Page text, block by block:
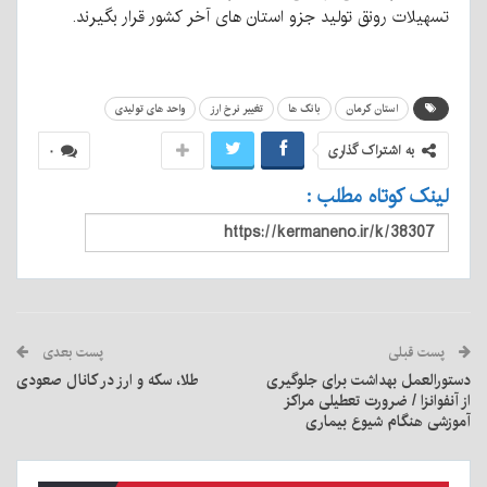
تسهیلات رونق تولید جزو استان های آخر کشور قرار بگیرند.
استان کرمان بانک ها تغییر نرخ ارز واحد های تولیدی
۰ به اشتراک گذاری
لینک کوتاه مطلب :
پست قبلی
دستورالعمل بهداشت برای جلوگیری
از آنفوانزا / ضرورت تعطیلی مراکز
آموزشی هنگام شیوع بیماری
پست بعدی
طلا، سکه و ارز در کانال صعودی